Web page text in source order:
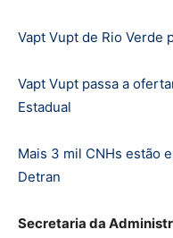
Vapt Vupt de Rio Verde
Vapt Vupt passa a
Estadual
Mais 3 mil CNHs estão
Detran
Secretaria da